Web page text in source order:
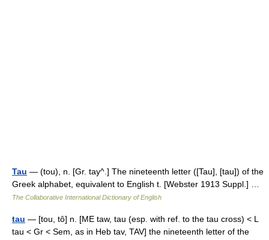
Tau — (tou), n. [Gr. tay^.] The nineteenth letter ([Tau], [tau]) of the
Greek alphabet, equivalent to English t. [Webster 1913 Suppl.] …
The Collaborative International Dictionary of English
tau — [tou, tô] n. [ME taw, tau (esp. with ref. to the tau cross) < L
tau < Gr < Sem, as in Heb tav, TAV] the nineteenth letter of the